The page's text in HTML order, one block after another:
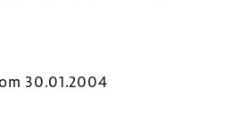
30.01.2004